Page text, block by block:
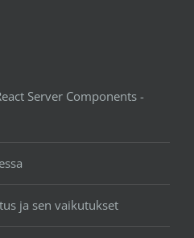
Server Components -
ja sen vaikutukset